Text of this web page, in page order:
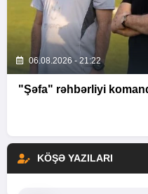
06.08.2026 - 21:22
"Şəfa" rəhbərliyi
KÖŞƏ YAZILARI